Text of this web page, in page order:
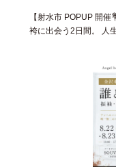
【射水市 POPUP 開
袴に出会う2日間。 人